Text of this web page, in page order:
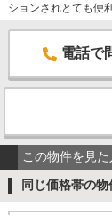
ションされとても便
電話で
この物件を見
同じ価格帯の